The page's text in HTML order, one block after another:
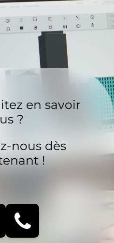
en savoir
?
nous dès
!